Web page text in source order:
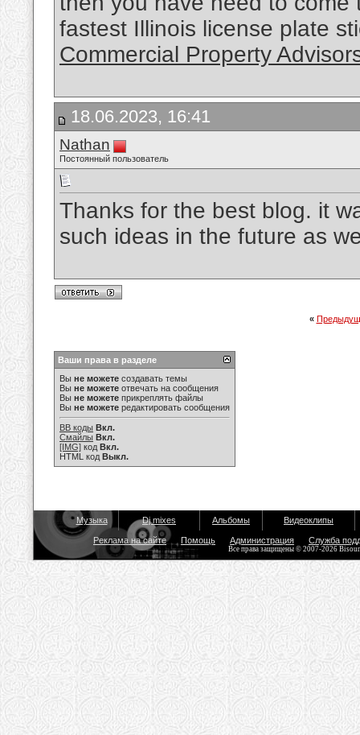
fastest Illinois license plate
Commercial Property
18.06.2023, 16:41
Nathan
Постоянный пользователь
Thanks for the best blog. it
such ideas in the future as
«
Ваши права в разделе
Вы не можете создавать темы
Вы не можете отвечать на сообщения
Вы не можете прикреплять файлы
Вы не можете редактировать сообщения
BB коды Вкл.
Смайлы Вкл.
[IMG] код Вкл.
HTML код Выкл.
Музыка Dj mixes Альбомы Видеоклипы
Реклама на сайте Помощь Администрация Служба
Все права защищены © 2007-2026